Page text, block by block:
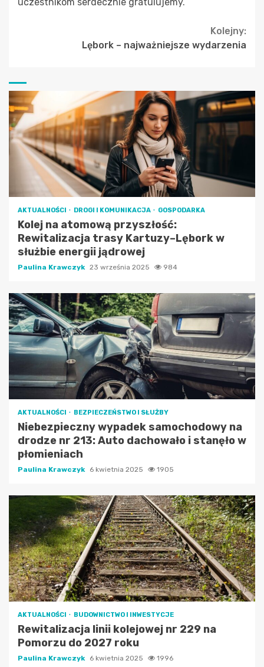
uczestnikom serdecznie gratulujemy.
Kolejny:
Lębork – najważniejsze wydarzenia
AKTUALNOŚCI DROGI I KOMUNIKACJA GOSPODARKA
Kolej na atomową przyszłość:
Rewitalizacja trasy Kartuzy–Lębork w
służbie energii jądrowej
Paulina Krawczyk 23 września 2025 984
AKTUALNOŚCI BEZPIECZEŃSTWO I SŁUŻBY
Niebezpieczny wypadek samochodowy na
drodze nr 213: Auto dachowało i stanęło w
płomieniach
Paulina Krawczyk 6 kwietnia 2025 1905
AKTUALNOŚCI BUDOWNICTWO I INWESTYCJE
Rewitalizacja linii kolejowej nr 229 na
Pomorzu do 2027 roku
Paulina Krawczyk 6 kwietnia 2025 1996